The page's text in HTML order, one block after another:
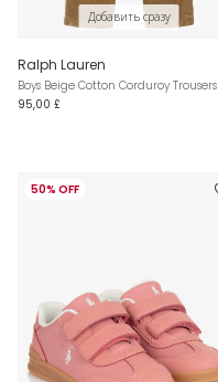
Добавить сразу
Ralph Lauren
Boys Beige Cotton Corduroy Trousers
95,00 £
50% OFF